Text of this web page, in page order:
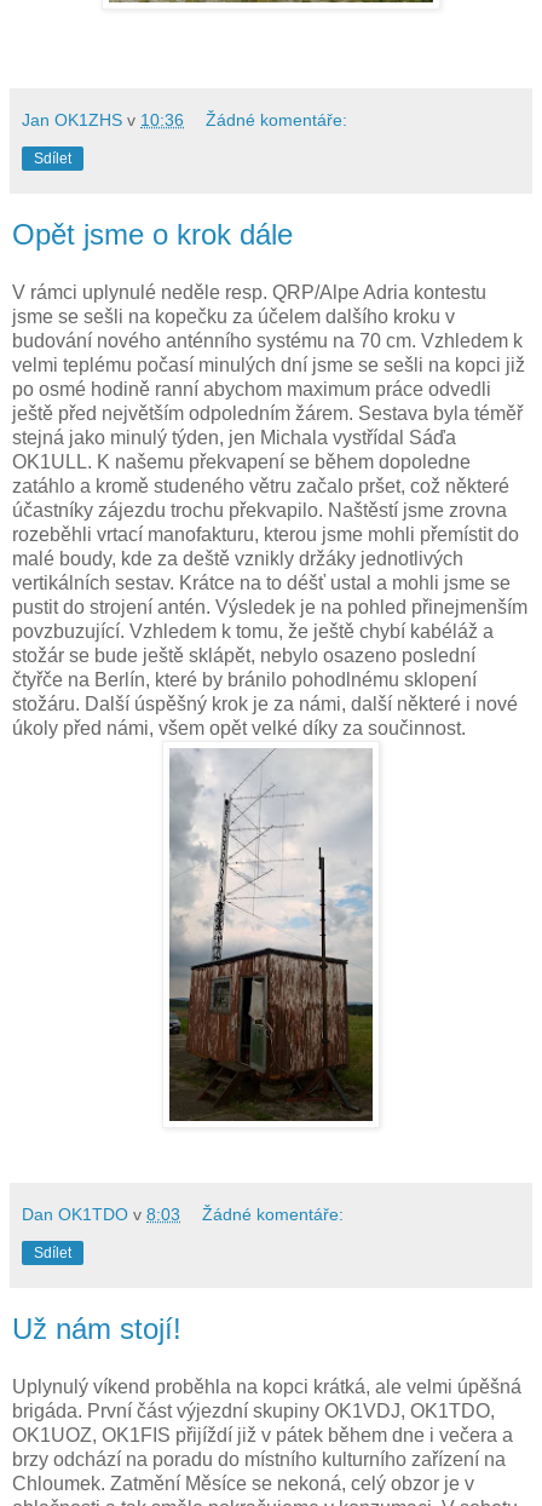
Jan OK1ZHS v 10:36 Žádné komentáře:
Sdílet
Opět jsme o krok dále
V rámci uplynulé neděle resp. QRP/Alpe Adria kontestu
jsme se sešli na kopečku za účelem dalšího kroku v
budování nového anténního systému na 70 cm. Vzhledem k
velmi teplému počasí minulých dní jsme se sešli na kopci již
po osmé hodině ranní abychom maximum práce odvedli
ještě před největším odpoledním žárem. Sestava byla téměř
stejná jako minulý týden, jen Michala vystřídal Sáďa
OK1ULL. K našemu překvapení se během dopoledne
zatáhlo a kromě studeného větru začalo pršet, což některé
účastníky zájezdu trochu překvapilo. Naštěstí jsme zrovna
rozeběhli vrtací manofakturu, kterou jsme mohli přemístit do
malé boudy, kde za deště vznikly držáky jednotlivých
vertikálních sestav. Krátce na to déšť ustal a mohli jsme se
pustit do strojení antén. Výsledek je na pohled přinejmenším
povzbuzující. Vzhledem k tomu, že ještě chybí kabéláž a
stožár se bude ještě sklápět, nebylo osazeno poslední
čtyřče na Berlín, které by bránilo pohodlnému sklopení
stožáru. Další úspěšný krok je za námi, další některé i nové
úkoly před námi, všem opět velké díky za součinnost.
Dan OK1TDO v 8:03 Žádné komentáře:
Sdílet
Už nám stojí!
Uplynulý víkend proběhla na kopci krátká, ale velmi úpěšná
brigáda. První část výjezdní skupiny OK1VDJ, OK1TDO,
OK1UOZ, OK1FIS přijíždí již v pátek během dne i večera a
brzy odchází na poradu do místního kulturního zařízení na
Chloumek. Zatmění Měsíce se nekoná, celý obzor je v